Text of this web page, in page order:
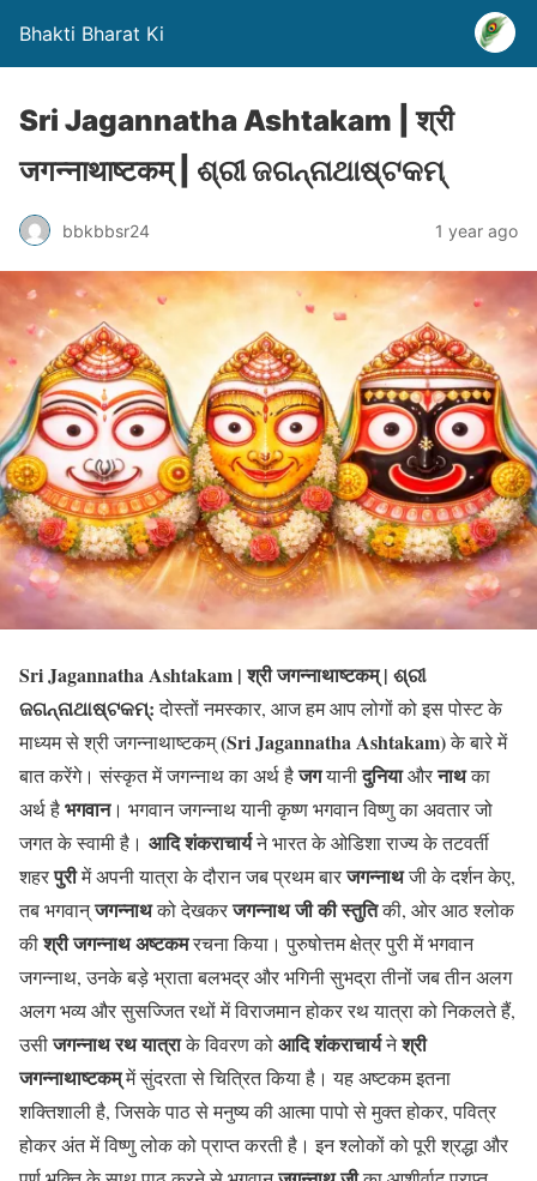
Bhakti Bharat Ki
Sri Jagannatha Ashtakam | श्री
जगन्नाथाष्टकम् | ଶ୍ରୀ ଜଗନ୍ନାଥାଷ୍ଟକମ୍
bbkbbsr24 1 year ago
Sri Jagannatha Ashtakam | श्री जगन्नाथाष्टकम् | ଶ୍ରୀ
ଜଗନ୍ନାଥାଷ୍ଟକମ୍:दोस्तों नमस्कार, आज हम आप लोगों को इस पोस्ट के
माध्यम से श्री जगन्नाथाष्टकम्(Sri Jagannatha Ashtakam)के बारे में
बात करेंगे। संस्कृत में जगन्नाथ का अर्थ हैजगयानीदुनियाऔरनाथका
अर्थ हैभगवान। भगवान जगन्नाथ यानी कृष्ण भगवान विष्णु का अवतार जो
जगत के स्वामी है। आदि शंकराचार्यने भारत के ओडिशा राज्य के तटवर्ती
शहरपुरीमें अपनी यात्रा के दौरान जब प्रथम बारजगन्नाथजी के दर्शन केए,
तब भगवान्जगन्नाथको देखकरजगन्नाथ जी की स्तुतिकी, ओर आठ श्लोक
कीश्री जगन्नाथ अष्टकमरचना किया। पुरुषोत्तम क्षेत्र पुरी में भगवान
जगन्नाथ, उनके बड़े भ्राता बलभद्र और भगिनी सुभद्रा तीनों जब तीन अलग
अलग भव्य और सुसज्जित रथों में विराजमान होकर रथ यात्रा को निकलते हैं,
उसीजगन्नाथ रथ यात्राके विवरण कोआदि शंकराचार्यनेश्री
जगन्नाथाष्टकम्में सुंदरता से चित्रित किया है। यह अष्टकम इतना
शक्तिशाली है, जिसके पाठ से मनुष्य की आत्मा पापो से मुक्त होकर, पवित्र
होकर अंत में विष्णु लोक को प्राप्त करती है। इन श्लोकों को पूरी श्रद्धा और